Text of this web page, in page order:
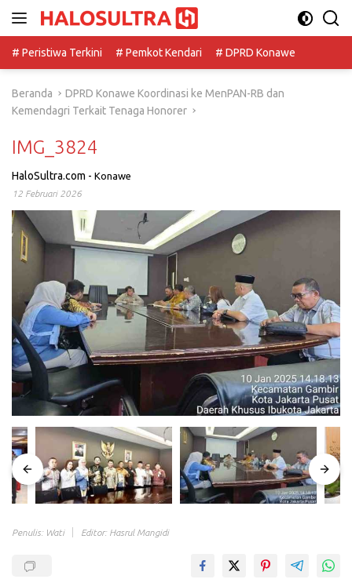
# Peristiwa Terkini
# Pemkot Kendari # DPRD Konawe
Beranda
DPRD Konawe Koordinasi ke MenPAN-RB dan
Kemendagri Terkait Tenaga Honorer
IMG_3824
HaloSultra.com - Konawe
12 Februari 2026
Penulis: Wati Editor: Hasrul Mangidi